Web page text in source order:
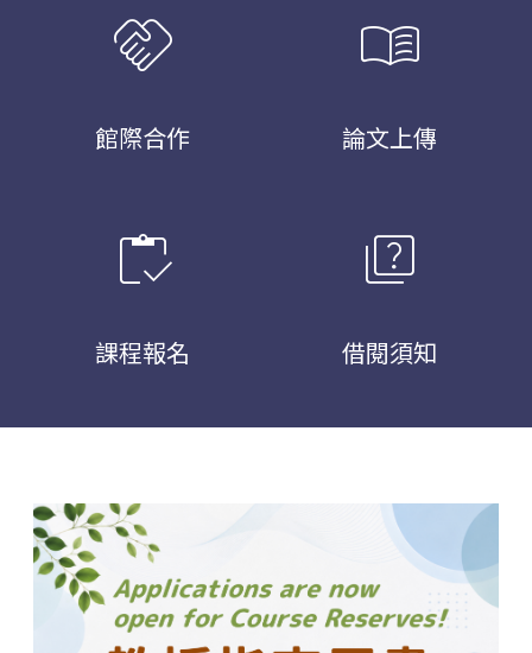
handshake
館際合作
menu_book
論文上傳
inventory
課程報名
quiz
借閱須知